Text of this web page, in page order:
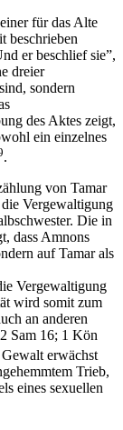
für das Alte
beschrieben
er beschlief sie”,
dreier
sondern
des Aktes zeigt,
ein einzelnes
.
von Tamar
Vergewaltigung
Die in
dass Amnons
auf Tamar als
Vergewaltigung
wird somit zum
an anderen
Sam 16; 1 Kön
erwächst
Trieb,
eines sexuellen